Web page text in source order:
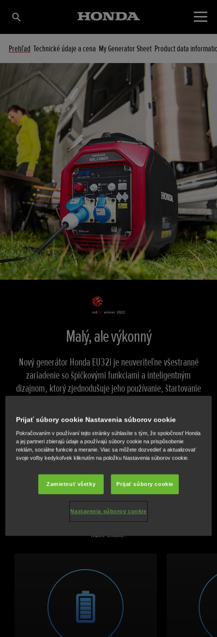
Prehľad Technické údaje a cena My Generator Sheet Product data
Malý, ale výkonný
Nový generátor Honda EU32i je neuveriteľne všestranné
zariadenie so špičkovými funkciami a inteligentným
dizajnom, ktorý zjednodušuje jeho používanie, štartovanie
Vysoký výkon. Nízke emisie.
Jeho novovyvinutý, vysokovýkonný motor má integrované
vstrekovanie paliva. Dá sa spustiť dvoma jednoduchými krokmi – stačí
otočiť spínačom a potiahnuť za lanko. Zároveň je aj veľmi úsporný,
pretože prináša pôsobivé množstvo energie a zároveň si zachováva
nízke emisie.
Prijať súbory cookie Nastavenia súborov cookie
Pokračovaním v používaní tejto stránky súhlasíte s tým, že spoločnosť Honda
a jej partneri zbierajú údaje a používajú súbory cookie na prispôsobenie
reklám, sociálne funkcie a meranie. Viac sa môžete dozvedieť a aktualizovať
svoje voľby kedykoľvek kliknutím na položku Nastavenia súborov cookie.
Zamietnuť všetky Prijať súbory cookie
Nastavenia súborov cookie